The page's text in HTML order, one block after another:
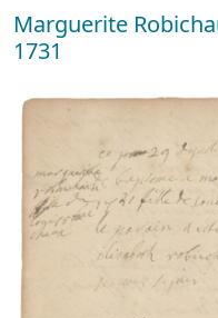
Marguerite
1731